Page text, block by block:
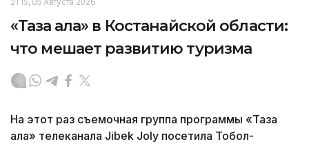
«Таза қала» в Костанайской области:
что мешает развитию туризма
На этот раз съемочная группа программы «Таза
қала» телеканала Jibek Joly посетила Тобол-